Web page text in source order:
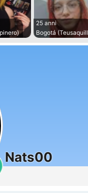
25 anni
Bogotá (Teusaquill
Nats00